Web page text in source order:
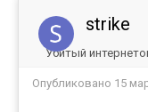
strike
Убитый
Опубликовано 15